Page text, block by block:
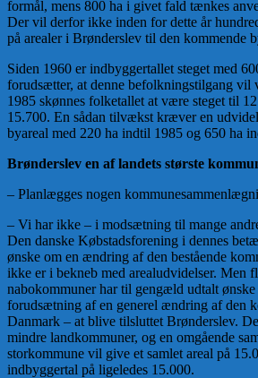
formål, mens 800 ha i givet fald tænkes
Der vil derfor ikke inden for dette år
på arealer i Brønderslev til den kommende
Siden 1960 er indbyggertallet steget med
forudsætter, at denne befolkningstilgang vil
1985 skønnes folketallet at være steget til
15.700. En sådan tilvækst kræver en
byareal med 220 ha indtil 1985 og 650 ha
Brønderslev en af landets største
– Planlægges nogen
– Vi har ikke – i modsætning til mange
Den danske Købstadsforening i dennes
ønske om en ændring af den bestående
ikke er i bekneb med arealudvidelser. Men
nabokommuner har til gengæld udtalt
forudsætning af en generel ændring af den
Danmark – at blive tilsluttet Brønderslev.
mindre landkommuner, og en omgående
storkommune vil give et samlet areal på
indbyggertal på ligeledes 15.000.